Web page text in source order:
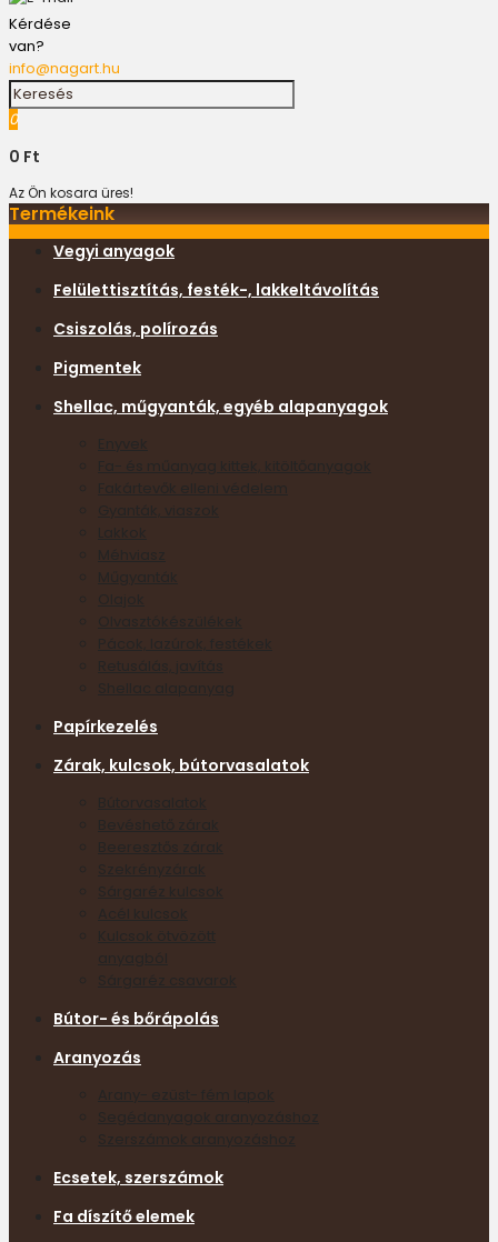
Kérdése
van?
info@nagart.hu
0
0 Ft
Az Ön kosara üres!
Termékeink
Vegyi anyagok
Felülettisztítás, festék-, lakkeltávolítás
Csiszolás, polírozás
Pigmentek
Shellac, műgyanták, egyéb alapanyagok
Enyvek
Fa- és műanyag kittek, kitöltőanyagok
Fakártevők elleni védelem
Gyanták, viaszok
Lakkok
Méhviasz
Műgyanták
Olajok
Olvasztókészülékek
Pácok, lazúrok, festékek
Retusálás, javítás
Papírkezelés
Zárak, kulcsok, bútorvasalatok
Bútorvasalatok
Bevéshető zárak
Beeresztős zárak
Szekrényzárak
Sárgaréz kulcsok
Acél kulcsok
Kulcsok ötvözött
Sárgaréz csavarok
Bútor- és bőrápolás
Aranyozás
Arany- ezüst- fém lapok
Segédanyagok aranyozáshoz
Szerszámok aranyozáshoz
Ecsetek, szerszámok
Fa díszítő elemek